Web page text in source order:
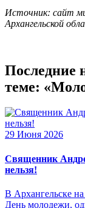
Источник: сайт
Архангельской
Последние
теме:
29 Июня 2026
Священник
нельзя!
В Архангельске
День молодежи,